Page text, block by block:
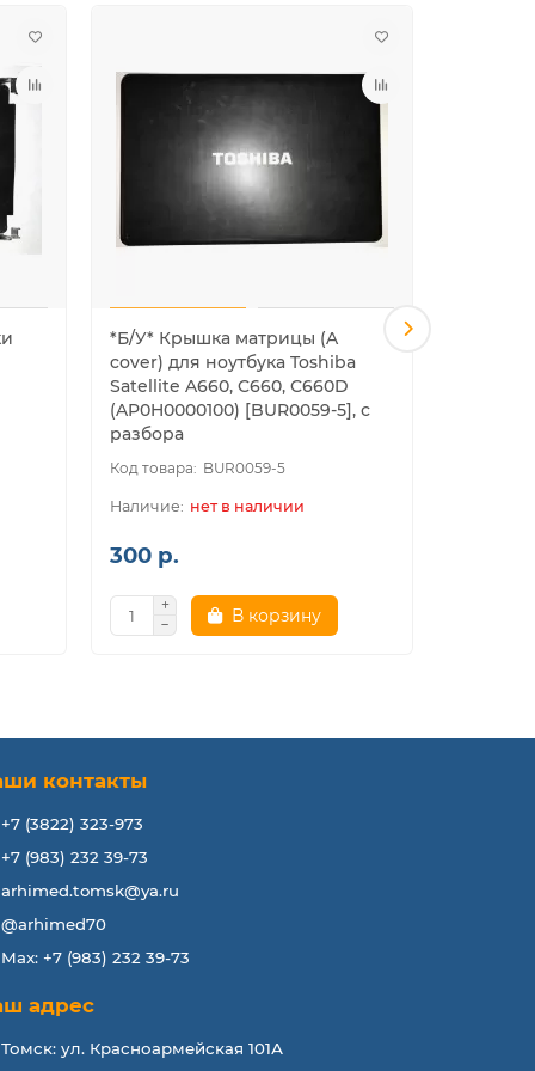
*Б/У* Крышка матрицы (A
cover) для ноутбука Toshiba
Satellite A660, C660, C660D
(AP0H0000100) [BUR0059-5], с
разбора
BUR0059-5
нет в наличии
300 р.
В корзину
контакты
+7 (3822) 323-973
+7 (983) 232 39-73
arhimed.tomsk@ya.ru
@arhimed70
Max: +7 (983) 232 39-73
адрес
Томск: ул. Красноармейская 101А